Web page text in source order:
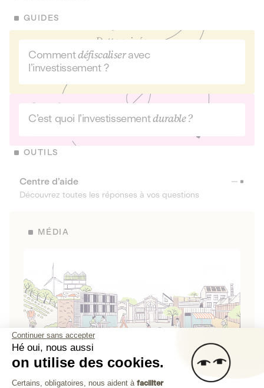
GUIDES
Commentdéfiscaliser avec
l’investissement ?
C’est quoi l’investissementdurable ?
OUTILS
Centre d’aide
Découvrez toutes les réponses à vos questions
MÉDIA
Continuer sans accepter
Hé oui, nous aussi
on utilise des cookies.
Plateforme de Gestion du
Certains, obligatoires, nous aident à faciliter